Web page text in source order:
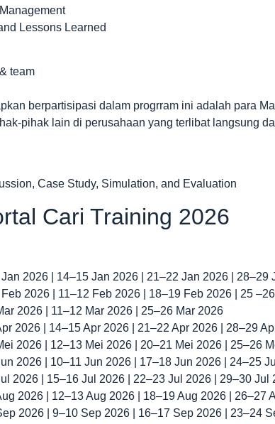
Lessons Learned
team
berpartisipasi dalam progrram ini adalah para
pihak lain di perusahaan yang terlibat langsung
Case Study, Simulation, and Evaluation
Cari Training 2026
2026 | 14–15 Jan 2026 | 21–22 Jan 2026 | 28–29
2026 | 11–12 Feb 2026 | 18–19 Feb 2026 | 25
2026 | 11–12 Mar 2026 | 25–26 Mar 2026
2026 | 14–15 Apr 2026 | 21–22 Apr 2026 | 28–29
2026 | 12–13 Mei 2026 | 20–21 Mei 2026 | 25–26
2026 | 10–11 Jun 2026 | 17–18 Jun 2026 | 24–25
2026 | 15–16 Jul 2026 | 22–23 Jul 2026 | 29–30 Jul
2026 | 12–13 Aug 2026 | 18–19 Aug 2026 | 26–27
2026 | 9–10 Sep 2026 | 16–17 Sep 2026 | 23–24